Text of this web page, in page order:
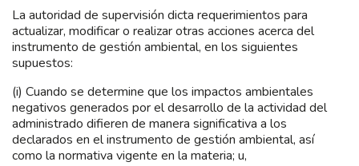
La autoridad de supervisión dicta requerimientos para
actualizar, modificar o realizar otras acciones acerca del
instrumento de gestión ambiental, en los siguientes
supuestos:
(i) Cuando se determine que los impactos ambientales
negativos generados por el desarrollo de la actividad del
administrado difieren de manera significativa a los
declarados en el instrumento de gestión ambiental, así
como la normativa vigente en la materia; u,